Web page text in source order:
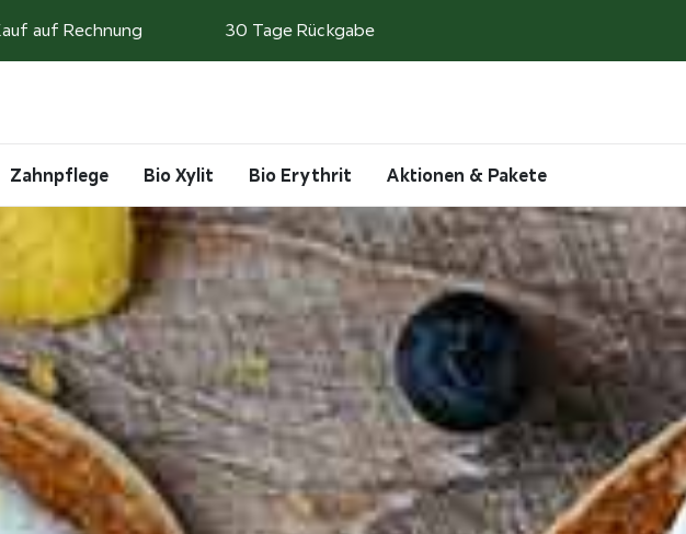
auf Rechnung 30 Tage Rückgabe
Zahnpflege Bio Xylit Bio Erythrit Aktionen & Pakete